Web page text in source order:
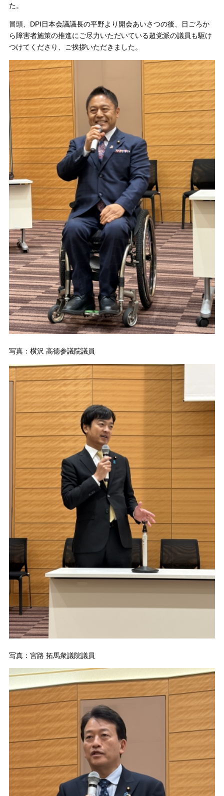
た。
冒頭、DPI日本会議議長の平野より開会あいさつの後、日ごろか
ら障害者施策の推進にご尽力いただいている超党派の議員も駆け
つけてくださり、ご挨拶いただきました。
写真：横沢 高徳参議院議員
写真：宮路 拓馬衆議院議員